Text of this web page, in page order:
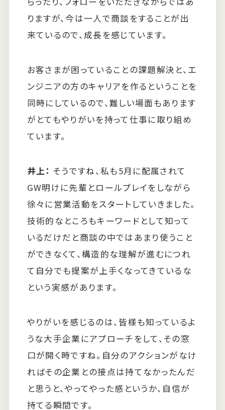
りますが、今は一人で商談をすることが出
来ているので、成長を感じています。
お客さまが困っていることの課題解決と、エ
ンジニアの方のキャリアを作るということを
同時にしているので、難しい場面もあります
がとてもやりがいを持って仕事に取り組め
ています。
井上： そうですね、私も5月に配属されて
GW明けに先輩とロールプレイをしながら
徐々に営業活動をスタートしていきました。
技術的なところもキーワードとして知って
いるだけだと商談の中ではあまり使うこと
ができなくて、構造的な理解が進むにつれ
て自分でも提案が上手くなってきているな
という実感があります。
やりがいを感じるのは、皆様も知っているよ
うな大手企業にアプローチをして、その窓
口が開く時ですね。自分のアクションがなけ
ればその企業との接点は持てなかったんだ
と思うと、やってやった感というか、自信が
持てる瞬間です。